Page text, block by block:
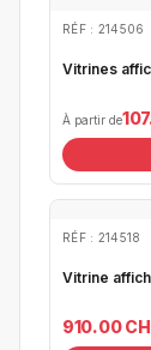
RÉF : 214506
Vitrines
À partir de
RÉF : 214518
Vitrine
910.00